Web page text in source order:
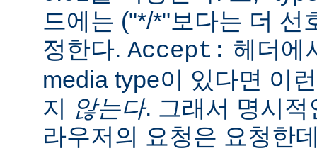
드에는 ("*/*"보다는 더 선
정한다. Accept: 헤더에
media type이 있다면 이
지
않는다. 그래서 명시
라우저의 요청은 요청한